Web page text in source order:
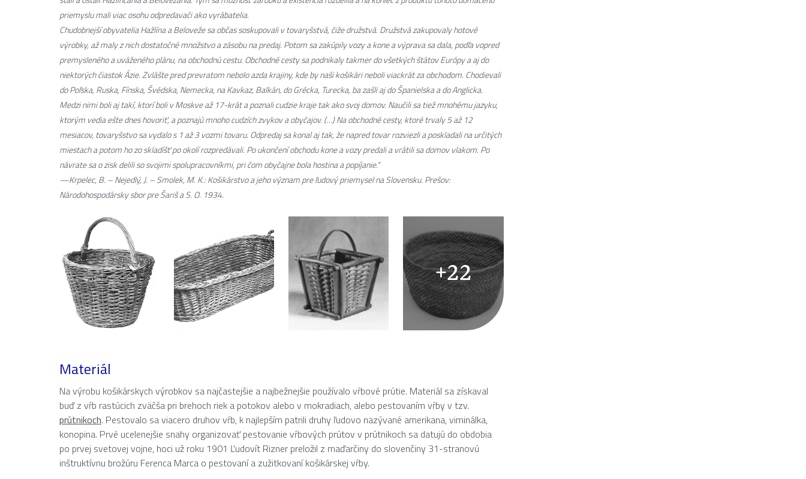
priemyslu mali viac osohu odpredavači ako vyrábatelia.
Chudobnejší obyvatelia Hažlína a Beloveže sa občas soskupovali v tovaryšstvá, čiže družstvá. Družstvá zakupovaly hotové
výrobky, až maly z nich dostatočné množstvo a zásobu na predaj. Potom sa zakúpily vozy a kone a výprava sa dala, podľa vopred
premysleného a uváženého plánu, na obchodnú cestu. Obchodné cesty sa podnikaly takmer do všetkých štátov Európy a aj do
niektorých čiastok Ázie. Zvlášte pred prevratom nebolo azda krajiny, kde by naši košikári neboli viackrát za obchodom. Chodievali
do Poľska, Ruska, Fínska, Švédska, Nemecka, na Kavkaz, Balkán, do Grécka, Turecka, ba zašli aj do Španielska a do Anglicka.
Medzi nimi boli aj takí, ktorí boli v Moskve až 17-krát a poznali cudzie kraje tak ako svoj domov. Naučili sa tiež mnohému jazyku,
ktorým vedia ešte dnes hovoriť, a poznajú mnoho cudzích zvykov a obyčajov. (…) Na obchodné cesty, ktoré trvaly 5 až 12
mesiacov, tovaryšstvo sa vydalo s 1 až 3 vozmi tovaru. Odpredaj sa konal aj tak, že napred tovar rozviezli a poskladali na určitých
miestach a potom ho zo skladíšť po okolí rozpredávali. Po ukončení obchodu kone a vozy predali a vrátili sa domov vlakom. Po
návrate sa o zisk delili so svojimi spolupracovníkmi, pri čom obyčajne bola hostina a popíjanie.“
—Krpelec, B. – Nejedlý, J. – Smolek, M. K.:Košikárstvo a jeho význam pre ľudový priemysel na Slovensku. Prešov:
Národohospodársky sbor pre Šariš a S. O. 1934.
+22
Materiál
Na výrobu košikárskych výrobkov sa najčastejšie a najbežnejšie používalo vŕbové prútie. Materiál sa získaval
buď z vŕb rastúcich zväčša pri brehoch riek a potokov alebo v mokradiach, alebo pestovaním vŕby v tzv.
prútnikoch. Pestovalo sa viacero druhov vŕb, k najlepším patrili druhy ľudovo nazývané amerikana, viminálka,
konopina. Prvé ucelenejšie snahy organizovať pestovanie vŕbových prútov v prútnikoch sa datujú do obdobia
po prvej svetovej vojne, hoci už roku 1901 Ľudovít Rizner preložil z maďarčiny do slovenčiny 31-stranovú
inštruktívnu brožúru Ferenca Marca o pestovaní a zužitkovaní košikárskej vŕby.